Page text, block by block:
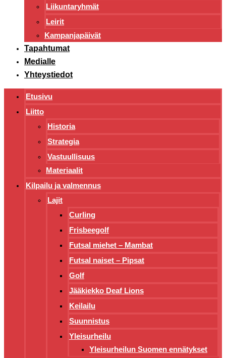
Liikuntaryhmät
Leirit
Kampanjapäivät
Tapahtumat
Medialle
Yhteystiedot
Etusivu
Liitto
Historia
Strategia
Vastuullisuus
Materiaalit
Kilpailu ja valmennus
Lajit
Curling
Frisbeegolf
Futsal miehet – Mambat
Futsal naiset – Pipsat
Golf
Jääkiekko Deaf Lions
Keilailu
Suunnistus
Yleisurheilu
Yleisurheilun Suomen ennätykset